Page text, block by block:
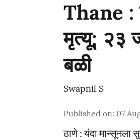
Thane :
मृत्यू; २३
बळी
Swapnil S
Published on: 07
ठाणे : यंदा मान्सूनला